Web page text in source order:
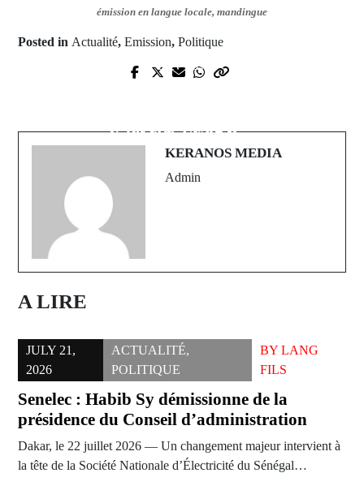
émission en langue locale, mandingue
Posted in Actualité, Emission, Politique
Prev Post
Kolibantang,Pakao
de rfK INTER
KERANOS MEDIA
Admin
A LIRE
JULY 21,
2026
ACTUALITÉ,
POLITIQUE
BYLANG
FILS
Senelec : Habib Sy démissionne de la
présidence du Conseil d’administration
Dakar, le 22 juillet 2026 — Un changement majeur intervient à
la tête de la Société Nationale d’Électricité du Sénégal…